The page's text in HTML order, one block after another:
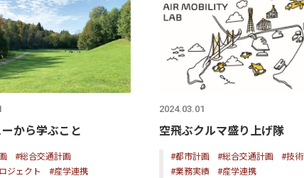
から学ぶこと
#総合交通計画
ジェクト
#産学連携
2024.03.01
空飛ぶクルマ盛り上げ隊
#都市計画 #総合交通計画
#技
#業務実績
#産学連携